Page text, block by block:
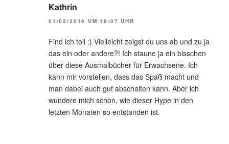
Kathrin
01/03/2016 UM 19:07 UHR
Find ich toll :) Vielleicht zeigst du uns ab und zu ja
das ein oder andere?! Ich staune ja ein bisschen
über diese Ausmalbücher für Erwachsene. Ich
kann mir vorstellen, dass das Spaß macht und
man dabei auch gut abschalten kann. Aber ich
wundere mich schon, wie dieser Hype in den
letzten Monaten so entstanden ist.